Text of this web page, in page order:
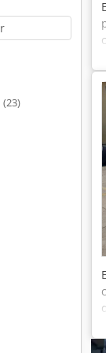
(23)